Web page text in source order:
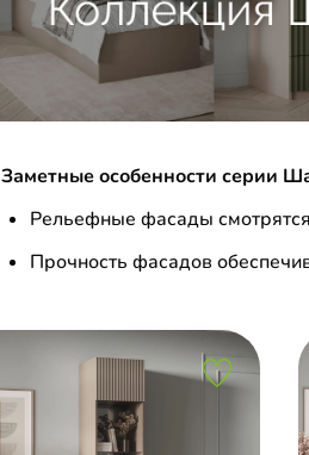
Заметные особенности серии
Рельефные фасады
Прочность фасадов